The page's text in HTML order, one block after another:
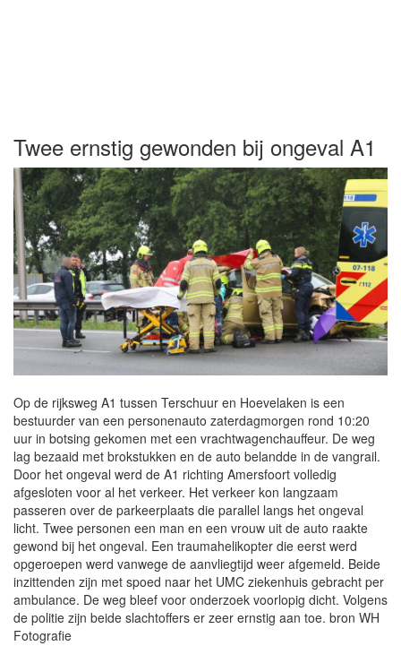
Twee ernstig gewonden bij ongeval A1
Op de rijksweg A1 tussen Terschuur en Hoevelaken is een
bestuurder van een personenauto zaterdagmorgen rond 10:20
uur in botsing gekomen met een vrachtwagenchauffeur. De weg
lag bezaaid met brokstukken en de auto belandde in de vangrail.
Door het ongeval werd de A1 richting Amersfoort volledig
afgesloten voor al het verkeer. Het verkeer kon langzaam
passeren over de parkeerplaats die parallel langs het ongeval
licht. Twee personen een man en een vrouw uit de auto raakte
gewond bij het ongeval. Een traumahelikopter die eerst werd
opgeroepen werd vanwege de aanvliegtijd weer afgemeld. Beide
inzittenden zijn met spoed naar het UMC ziekenhuis gebracht per
ambulance. De weg bleef voor onderzoek voorlopig dicht. Volgens
de politie zijn beide slachtoffers er zeer ernstig aan toe. bron WH
Fotografie